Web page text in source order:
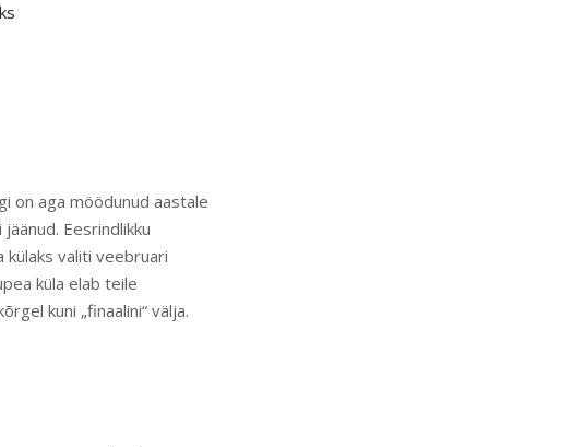
on aga möödunud aastale
Eesrindlikku
külaks valiti veebruari
küla elab teile
kuni „finaalini“ välja.